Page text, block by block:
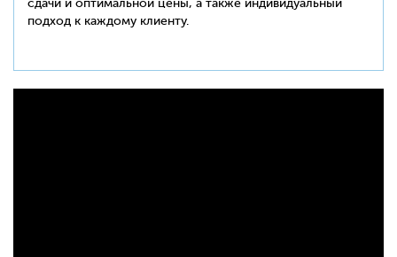
сдачи и оптимальной цены, а также индивидуальный
подход к каждому клиенту.